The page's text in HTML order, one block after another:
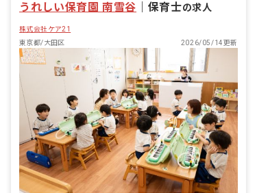
うれしい保育園 南雪谷 保育士の求人
株式会社ケア21
東京都/大田区
2026/05/14更新